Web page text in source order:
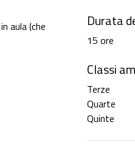
aula (che
Durata
15 ore
Classi
Terze
Quarte
Quinte